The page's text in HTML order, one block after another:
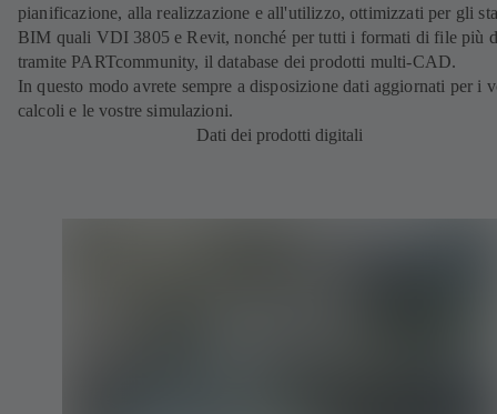
pianificazione, alla realizzazione e all'utilizzo, ottimizzati per gli
BIM quali VDI 3805 e Revit, nonché per tutti i formati di file più
tramite PARTcommunity, il database dei prodotti multi-CAD.
In questo modo avrete sempre a disposizione dati aggiornati per i
calcoli e le vostre simulazioni.
Dati dei prodotti digitali